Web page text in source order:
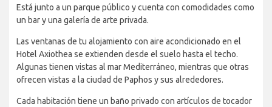
Está junto a un parque público y cuenta con comodidades como
un bar y una galería de arte privada.
Las ventanas de tu alojamiento con aire acondicionado en el
Hotel Axiothea se extienden desde el suelo hasta el techo.
Algunas tienen vistas al mar Mediterráneo, mientras que otras
ofrecen vistas a la ciudad de Paphos y sus alrededores.
Cada habitación tiene un baño privado con artículos de tocador